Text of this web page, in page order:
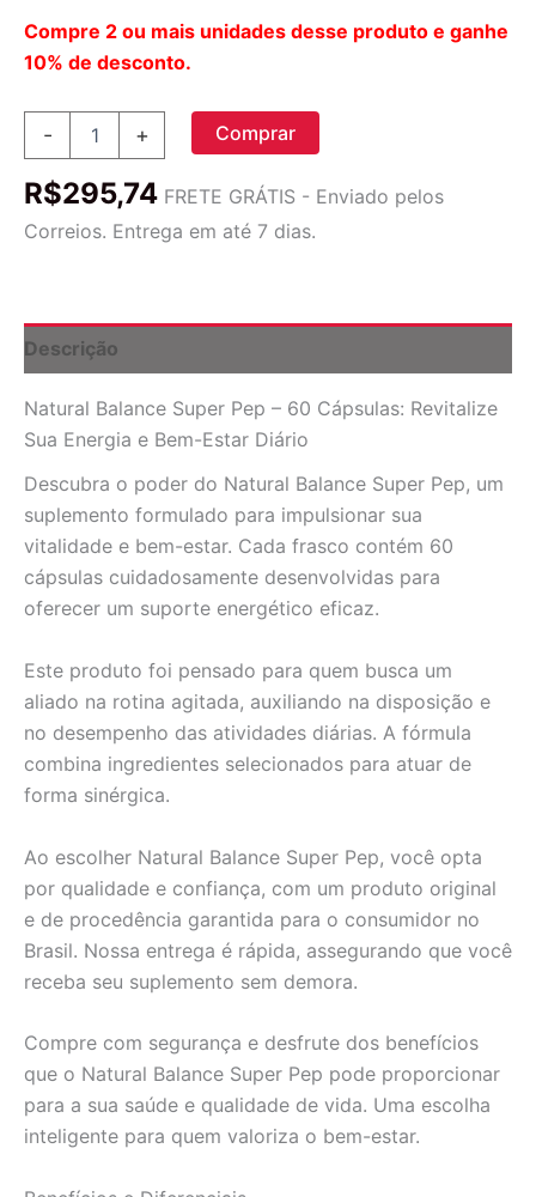
Compre 2 ou mais unidades desse produto e ganhe
10% de desconto.
-
Pep
60
e
Vitalidade
+ Comprar
R$295,74 FRETE GRÁTIS - Enviado pelos
Correios. Entrega em até 7 dias.
Descrição
Natural Balance Super Pep – 60 Cápsulas: Revitalize
Sua Energia e Bem-Estar Diário
Descubra o poder do Natural Balance Super Pep, um
suplemento formulado para impulsionar sua
vitalidade e bem-estar. Cada frasco contém 60
cápsulas cuidadosamente desenvolvidas para
oferecer um suporte energético eficaz.
Este produto foi pensado para quem busca um
aliado na rotina agitada, auxiliando na disposição e
no desempenho das atividades diárias. A fórmula
combina ingredientes selecionados para atuar de
forma sinérgica.
Ao escolher Natural Balance Super Pep, você opta
por qualidade e confiança, com um produto original
e de procedência garantida para o consumidor no
Brasil. Nossa entrega é rápida, assegurando que você
receba seu suplemento sem demora.
Compre com segurança e desfrute dos benefícios
que o Natural Balance Super Pep pode proporcionar
para a sua saúde e qualidade de vida. Uma escolha
inteligente para quem valoriza o bem-estar.